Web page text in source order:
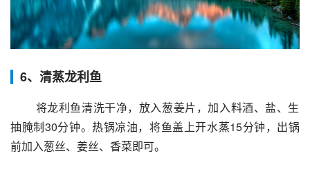
6、清蒸龙利鱼
抽腌制30分钟。热锅凉油，将鱼盖上开水蒸15分钟，出锅
前加入葱丝、姜丝、香菜即可。